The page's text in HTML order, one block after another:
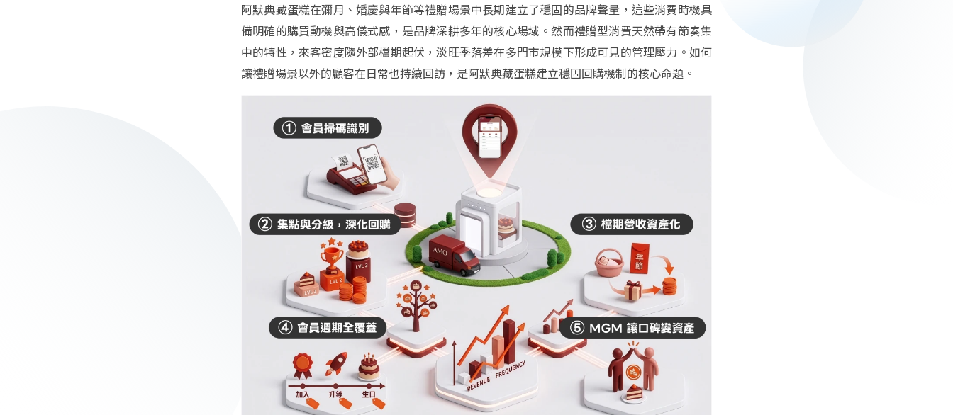
阿默典藏蛋糕在彌月、婚慶與年節等禮贈場景中長期建立了穩固的品牌聲量，這些消費時機具
備明確的購買動機與高儀式感，是品牌深耕多年的核心場域。然而禮贈型消費天然帶有節奏集
中的特性，來客密度隨外部檔期起伏，淡旺季落差在多門市規模下形成可見的管理壓力。如何
讓禮贈場景以外的顧客在日常也持續回訪，是阿默典藏蛋糕建立穩固回購機制的核心命題。